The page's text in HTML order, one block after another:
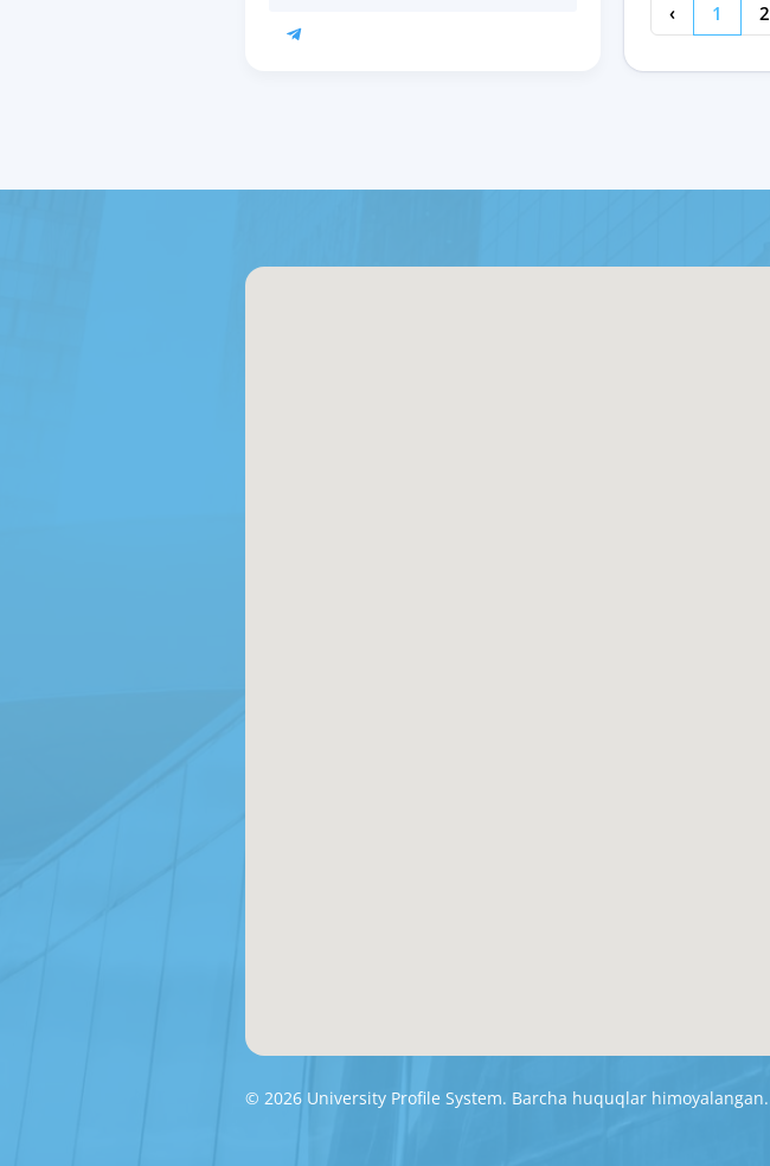
‹ 1 2
© 2026 University Profile System. Barcha huquqlar himoyalangan.